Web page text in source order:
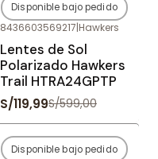
-80%OFF
Agotado
Disponible bajo pedido
8436603569217|Hawkers
Lentes de Sol
Polarizado Hawkers
Trail HTRA24GPTP
S/119,99S/599,00
-80%OFF
Disponible bajo pedido